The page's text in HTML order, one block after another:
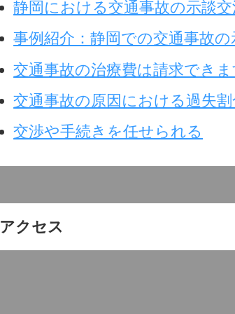
静岡における交通事故の示談
事例紹介：静岡での交通事故
交通事故の治療費は請求できま
交通事故の原因における過失
交渉や手続きを任せられる
アクセス